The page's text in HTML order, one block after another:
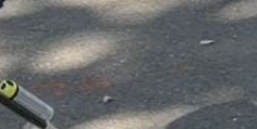
précise de vos réseaux enterrés